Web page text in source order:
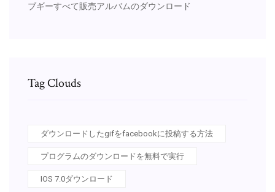
ブギーすべて販売アルバムのダウンロード
Tag Clouds
ダウンロードしたgifをfacebookに投稿する方法
プログラムのダウンロードを無料で実行
IOS 7.0ダウンロード